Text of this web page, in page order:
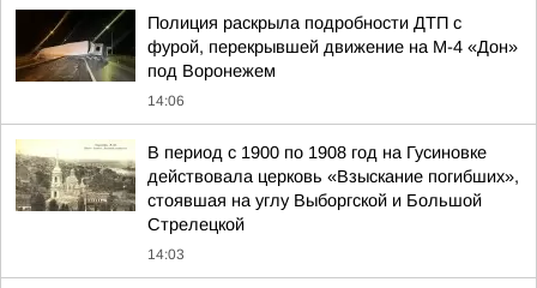
Полиция раскрыла подробности ДТП с
фурой, перекрывшей движение на М-4 «Дон»
под Воронежем
14:06
В период с 1900 по 1908 год на Гусиновке
действовала церковь «Взыскание погибших»,
стоявшая на углу Выборгской и Большой
Стрелецкой
14:03